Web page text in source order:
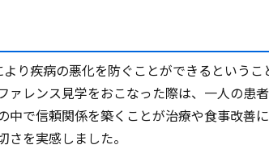
り疾病の悪化を防ぐことができるというこ
レンス見学をおこなった際は、一人の患
で信頼関係を築くことが治療や食事改善
を実感しました。